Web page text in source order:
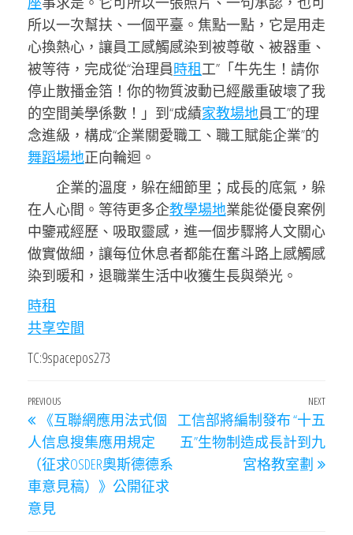
所以一次幫扶、一個平臺。焦點一點，它是用走
心換熱心，讓員工感觸感染到被尊敬、被器重、
被等待，完成從“治理員時租工”「牛先生！請你
停止散播金箔！你的物質波動已經嚴重破壞了我
的空間美學係數！」到“成績家教場地員工”的理
念進級，構成“企業關愛職工、職工賦能企業”的
舞蹈場地正向輪迴。
企業的溫度，躲在細節里；成長的底氣，躲
在人心間。等待更多企教學場地業能從優良案例
中鑒戒經歷、吸取靈感，進一個步驟將人文關心
做實做細，讓每位休息者都能在奮斗路上感觸感
染到暖和，退職業生活中收獲生長與榮光。
時租
共享空間
TC:9spacepos273
文
章
導
覽
Previous
Post
PREVIOUS
《互聯網應用法式個
人信息搜集應用規定
（征求OSDER奧斯德德系
車意見稿）》公開征求
意見
Next
NEXT
工信部將編制發布 “十五
五”生物制造成長計到九
宮格教室劃